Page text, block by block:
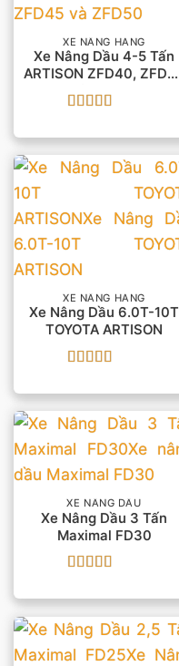
XE NÂNG HÀNG
Xe Nâng Dầu 4-5 Tấn
ARTISON ZFD40, ZFD45
Và ZFD50
hạng55 sao
XE NÂNG HÀNG
Xe Nâng Dầu 6.0T-10T
TOYOTA ARTISON
hạng55 sao
XE NÂNG DẦU
Xe Nâng Dầu 3 Tấn
Maximal FD30
hạng45